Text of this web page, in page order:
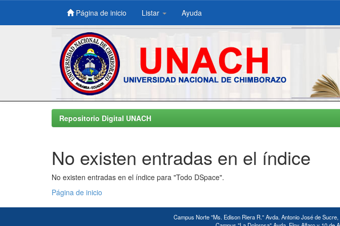
Skip
Página de inicio Listar Ayuda
Repositorio Digital UNACH
No existen entradas en el índice
No existen entradas en el índice para "Todo DSpace".
Página de inicio
Campus Norte "Ms. Edison Riera R." Avda. Antonio José de